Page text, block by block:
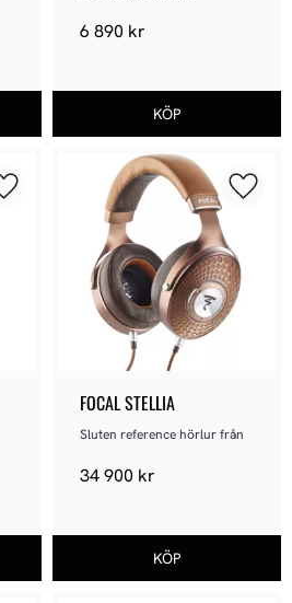
6 890 kr
Lägg till i favoriter
FOCAL STELLIA
Sluten reference hörlur från
34 900 kr
Lägg